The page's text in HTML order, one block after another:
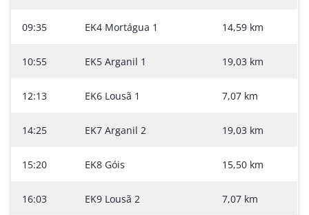
09:35 EK4 Mortágua 1 14,59 km
10:55 EK5 Arganil 1 19,03 km
12:13 EK6 Lousã 1 7,07 km
14:25 EK7 Arganil 2 19,03 km
15:20 EK8 Góis 15,50 km
16:03 EK9 Lousã 2 7,07 km